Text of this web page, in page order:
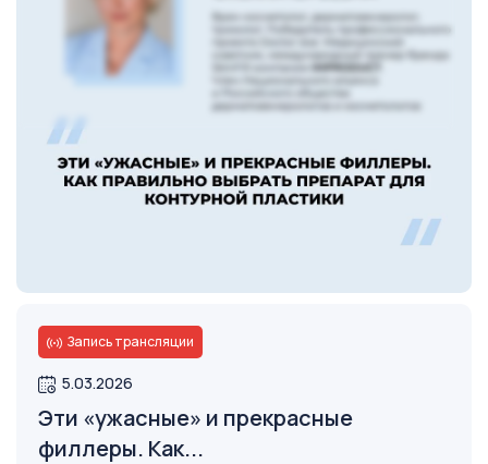
Открыть
Запись трансляции
5.03.2026
Эти «ужасные» и прекрасные
филлеры. Как...